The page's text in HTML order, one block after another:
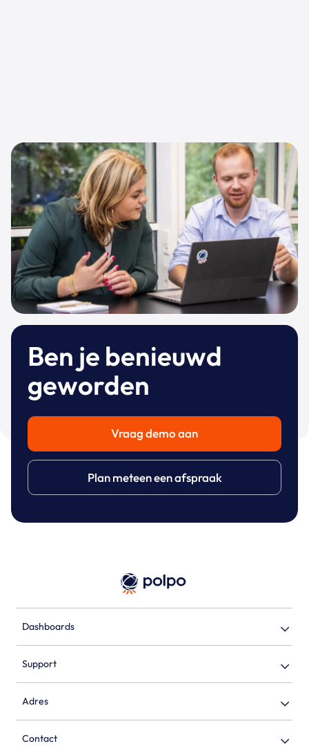
Ben je benieuwd
geworden
Vraag demo aan
Plan meteen een afspraak
Dashboards
Support
Adres
Contact